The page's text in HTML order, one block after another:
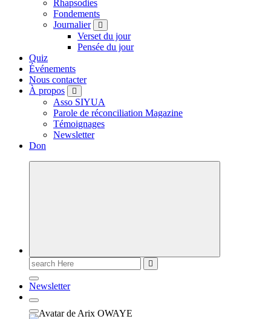
Rhapsodies
Fondements
Journalier
Verset du jour
Pensée du jour
Quiz
Événements
Nous contacter
À propos
Asso SIYUA
Parole de réconciliation Magazine
Témoignages
Newsletter
Don
Newsletter